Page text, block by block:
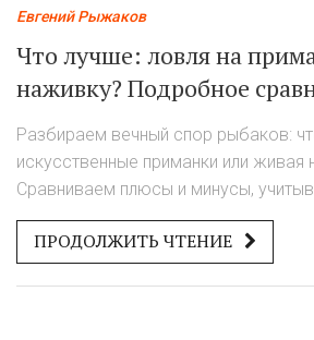
Евгений Рыжаков
Что лучше: ловля на
наживку? Подробное
успешной рыбалки
Разбираем вечный спор рыбаков:
искусственные приманки или живая
Сравниваем плюсы и минусы,
и вид рыбы. Практические советы
улова.
ПРОДОЛЖИТЬ ЧТЕНИЕ